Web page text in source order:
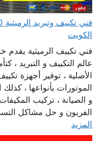
الكويت
فني تكييف الرميثية
عالم التكييف و التبريد ،
الأصلية ، توفير أجهزة
الموتورات بأنواعها ،
و الصيانة ، تركيب المكيفات
الفريون و حل مشاكل
المزيد